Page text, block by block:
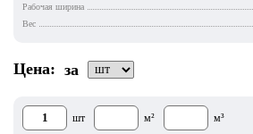
Рабочая ширина
Вес
Цена: за
шт м² м³